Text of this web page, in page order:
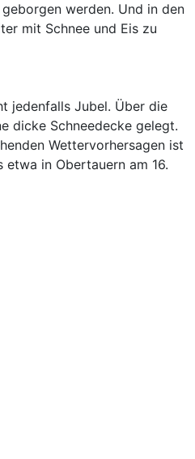
werden. Und in den
mit Schnee und Eis zu
jedenfalls Jubel. Über die
dicke Schneedecke gelegt.
Wettervorhersagen ist
in Obertauern am 16.